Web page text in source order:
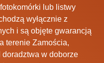
lub listwy
wyłącznie z
i są objęte gwarancją
terenie Zamościa,
doradztwa w doborze